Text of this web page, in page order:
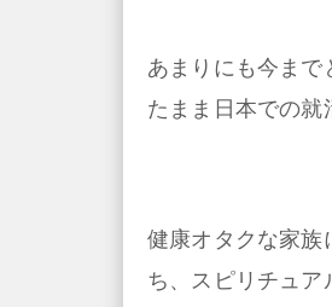
あまりにも今ま
たまま日本での就
健康オタクな家族
ち、スピリチュア